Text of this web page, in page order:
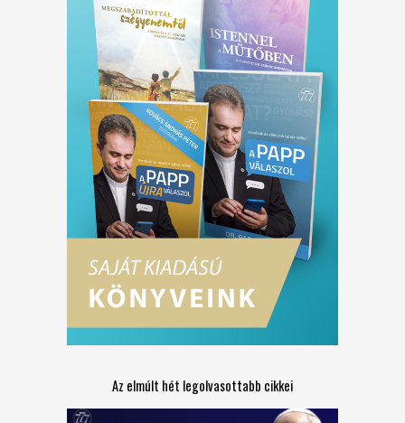
Az elmúlt hét legolvasottabb cikkei